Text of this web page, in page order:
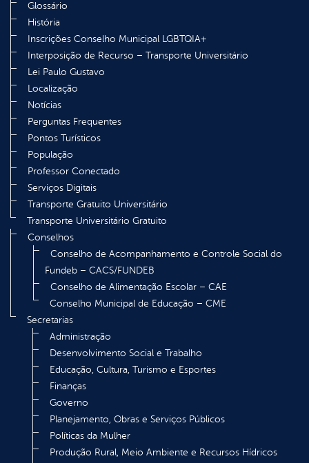
Glossário
História
Inscrições Conselho Municipal LGBTQIA+
Interposição de Recurso – Transporte Universitário
Lei Paulo Gustavo
Localização
Notícias
Perguntas Frequentes
Pontos Turísticos
População
Professor Conectado
Serviços Digitais
Transporte Gratuito Universitário
Transporte Universitário Gratuito
Conselhos
Conselho de Acompanhamento e Controle Social do
Fundeb – CACS/FUNDEB
Conselho de Alimentação Escolar – CAE
Conselho Municipal de Educação – CME
Secretarias
Administração
Desenvolvimento Social e Trabalho
Educação, Cultura, Turismo e Esportes
Finanças
Governo
Planejamento, Obras e Serviços Públicos
Políticas da Mulher
Produção Rural, Meio Ambiente e Recursos Hídricos